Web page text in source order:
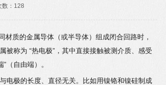
： 128
质的金属导体（或半导体）组成闭合回路时，
称为 “热电极”，其中直接接触被测介质、感受
（自由端）。
电极的长度、直径无关。比如用镍铬和镍硅制成